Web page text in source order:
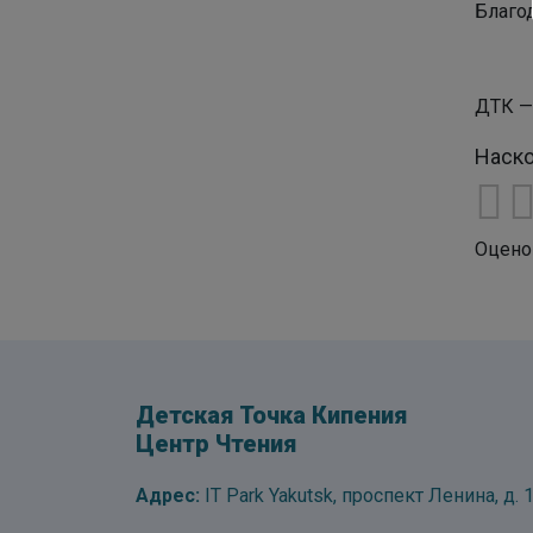
ДТК —
Детская Точка Кипения
Центр Чтения
Адрес: IT Park Yakutsk, проспект Ленина, д.